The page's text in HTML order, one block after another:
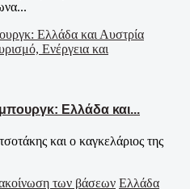
Ελλάδα και...
και ο καγκελάριος της
Ελλάδα